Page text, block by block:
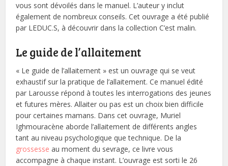
vous sont dévoilés dans le manuel. L’auteur y inclut
également de nombreux conseils. Cet ouvrage a été publié
par LEDUC.S, à découvrir dans la collection C’est malin.
Le guide de l’allaitement
« Le guide de l’allaitement » est un ouvrage qui se veut
exhaustif sur la pratique de l’allaitement. Ce manuel édité
par Larousse répond à toutes les interrogations des jeunes
et futures mères. Allaiter ou pas est un choix bien difficile
pour certaines mamans. Dans cet ouvrage, Muriel
Ighmouracène aborde l’allaitement de différents angles
tant au niveau psychologique que technique. De la
grossesse au moment du sevrage, ce livre vous
accompagne à chaque instant. L’ouvrage est sorti le 26